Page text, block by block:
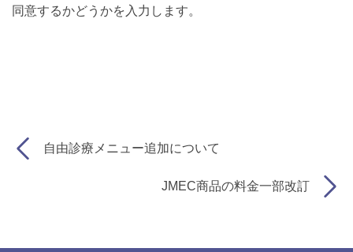
同意するかどうかを入力します。
自由診療メニュー追加について
JMEC商品の料金一部改訂